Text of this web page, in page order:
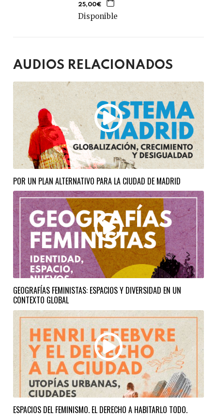
25,00€
Disponible
AUDIOS RELACIONADOS
POR UN PLAN ALTERNATIVO PARA LA CIUDAD DE MADRID
GEOGRAFÍAS FEMINISTAS: ESPACIOS Y DIVERSIDAD EN UN
CONTEXTO GLOBAL
ESPACIOS DEL FEMINISMO. EL DERECHO A HABITARLO TODO.